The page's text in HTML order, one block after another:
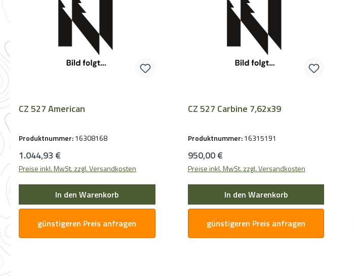
CZ 527 American
Produktnummer:16308168
Regulärer Preis:
1.044,93 €
Preise inkl. MwSt. zzgl. Versandkosten
In den Warenkorb
günstigeren Preis anfragen
CZ 527 Carbine 7,62x39
Produktnummer:16315191
Regulärer Preis:
950,00 €
Preise inkl. MwSt. zzgl. Versandkosten
In den Warenkorb
günstigeren Preis anfragen